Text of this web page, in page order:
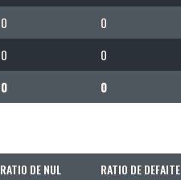
0 0
0 0
0 0
RATIO DE NUL RATIO DE DEFAITE